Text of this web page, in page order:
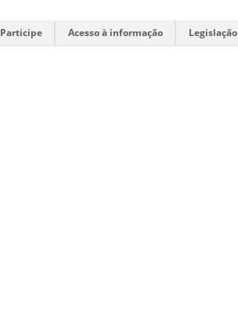
Participe Acesso à informação Legislação